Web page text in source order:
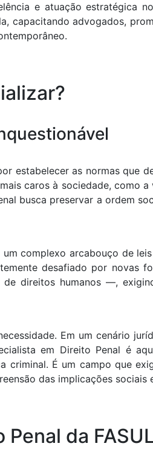
e atuação estratégica
capacitando advogados,
estabelecer as normas que
caros à sociedade, como
busca preservar a ordem
complexo arcabouço de
desafiado por novas
direitos humanos —,
Em um cenário
em Direito Penal é
É um campo que
das implicações sociais
da